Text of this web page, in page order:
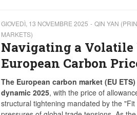
GIOVEDÌ, 13 NOVEMBRE 2025
QIN YAN
MARKETS)
Navigating a Volatile
European Carbon
The European carbon market (EU
dynamic 2025, with the price of
structural tightening mandated by the